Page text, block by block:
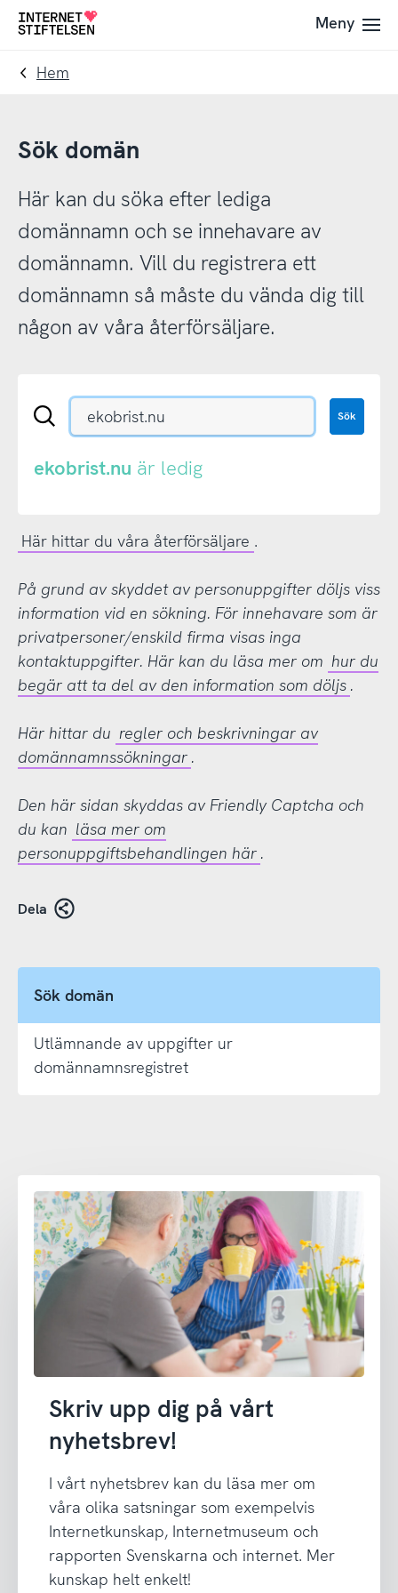
Till
navigering
Till
innehåll
Till
Meny
Hem
Sök domän
Här kan du söka efter lediga
domännamn och se innehavare av
domännamn. Vill du registrera ett
domännamn så måste du vända dig till
någon av våra återförsäljare.
Sök
eller
Sök
ekobrist.nu är ledig
Här hittar du våra återförsäljare .
På grund av skyddet av personuppgifter döljs viss
information vid en sökning. För innehavare som är
privatpersoner/enskild firma visas inga
kontaktuppgifter. Här kan du läsa mer om hur du
begär att ta del av den information som döljs .
Här hittar du regler och beskrivningar av
domännamnssökningar .
Den här sidan skyddas av Friendly Captcha och
du kan läsa mer om
personuppgiftsbehandlingen här .
Dela
Sök domän
Utlämnande av uppgifter ur
domännamnsregistret
Skriv upp dig på vårt
nyhetsbrev!
I vårt nyhetsbrev kan du läsa mer om
våra olika satsningar som exempelvis
Internetkunskap, Internetmuseum och
rapporten Svenskarna och internet. Mer
kunskap helt enkelt!